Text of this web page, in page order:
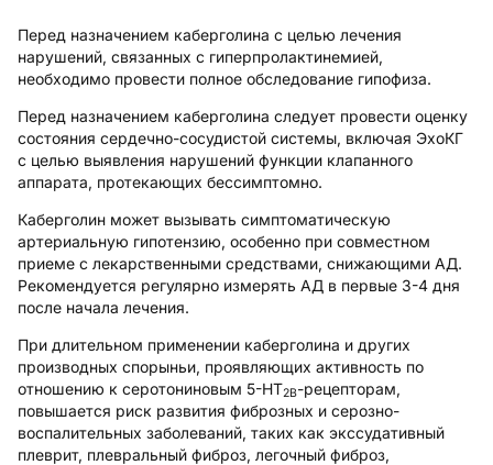
Перед назначением каберголина с целью лечения
нарушений, связанных с гиперпролактинемией,
необходимо провести полное обследование гипофиза.
Перед назначением каберголина следует провести оценку
состояния сердечно-сосудистой системы, включая ЭхоКГ
с целью выявления нарушений функции клапанного
аппарата, протекающих бессимптомно.
Каберголин может вызывать симптоматическую
артериальную гипотензию, особенно при совместном
приеме с лекарственными средствами, снижающими АД.
Рекомендуется регулярно измерять АД в первые 3-4 дня
после начала лечения.
При длительном применении каберголина и других
производных спорыньи, проявляющих активность по
отношению к серотониновым 5-НТ2В-рецепторам,
повышается риск развития фиброзных и серозно-
воспалительных заболеваний, таких как экссудативный
плеврит, плевральный фиброз, легочный фиброз,